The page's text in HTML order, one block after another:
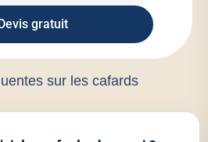
gratuit
sur les cafards